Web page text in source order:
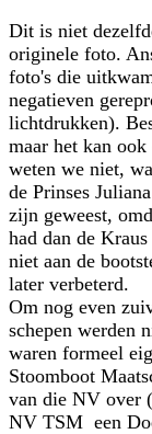
Dit is niet
originele foto.
foto's die
negatieven
lichtdrukken).
maar het kan
weten we niet,
de Prinses
zijn geweest,
had dan de
niet aan de
later verbeterd.
Om nog even
schepen werden
waren formeel
Stoomboot
van die NV over
NV TSM een